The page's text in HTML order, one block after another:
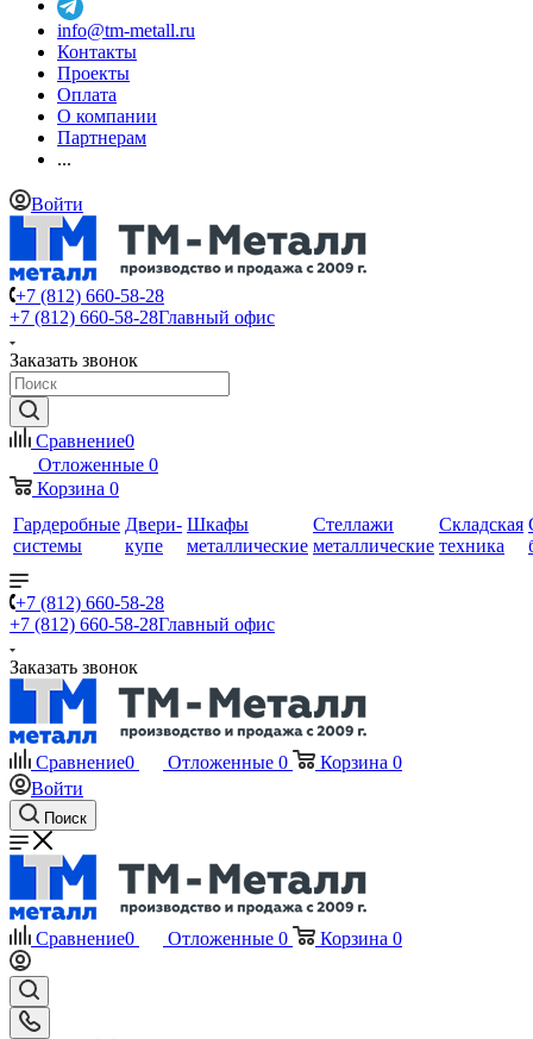
info@tm-metall.ru
Контакты
Проекты
Оплата
О компании
Партнерам
...
Войти
+7 (812) 660-58-28
+7 (812) 660-58-28Главный офис
Заказать звонок
Сравнение0
Отложенные 0
Корзина 0
Гардеробные
системы
Двери-
купе
Шкафы
металлические
Стеллажи
металлические
Складская
техника
+7 (812) 660-58-28
+7 (812) 660-58-28Главный офис
Заказать звонок
Сравнение0 Отложенные 0 Корзина 0
Войти
Поиск
Сравнение0 Отложенные 0 Корзина 0